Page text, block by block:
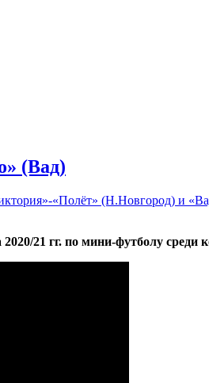
(Вад)
«Полёт» (Н.Новгород) и
21 гг. по мини-футболу среди